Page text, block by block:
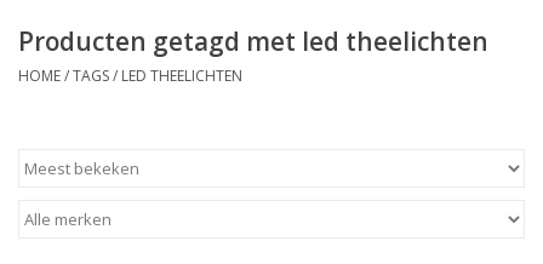
Geurkaarsen
Producten getagd met led theelichten
HOME/TAGS/ LED THEELICHTEN